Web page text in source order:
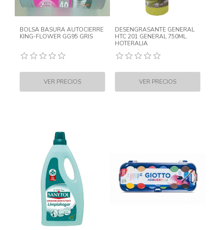
BOLSA BASURA AUTOCIERRE
KING-FLOWER GG95 GRIS
DESENGRASANTE GENERAL
HTC 201 GENERAL 750ML.
HOTERALIA